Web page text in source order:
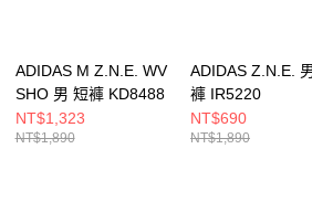
ADIDAS M Z.N.E. WV
SHO 男 短褲 KD8488
NT$1,323
NT$1,890
ADIDAS Z.N.E.
褲 IR5220
NT$690
NT$1,890